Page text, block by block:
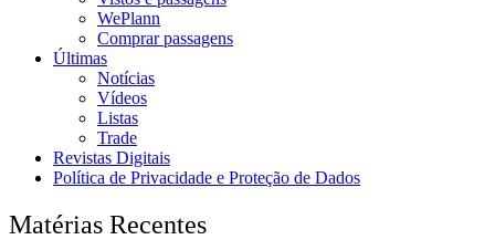
WePlann
Comprar passagens
Últimas
Notícias
Vídeos
Listas
Trade
Revistas Digitais
Política de Privacidade e Proteção de Dados
Matérias Recentes